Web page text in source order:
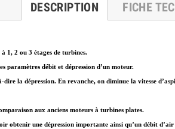
DESCRIPTION FICHE
1, 2 ou 3 étages de turbines.
paramètres débit et dépression d’un moteur.
la dépression. En revanche, on diminue la vitesse
aux anciens moteurs à turbines plates.
obtenir une dépression importante ainsi qu’un débit